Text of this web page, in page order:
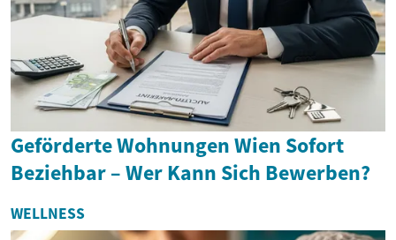
Geförderte Wohnungen Wien Sofort
Beziehbar – Wer Kann Sich Bewerben?
WELLNESS